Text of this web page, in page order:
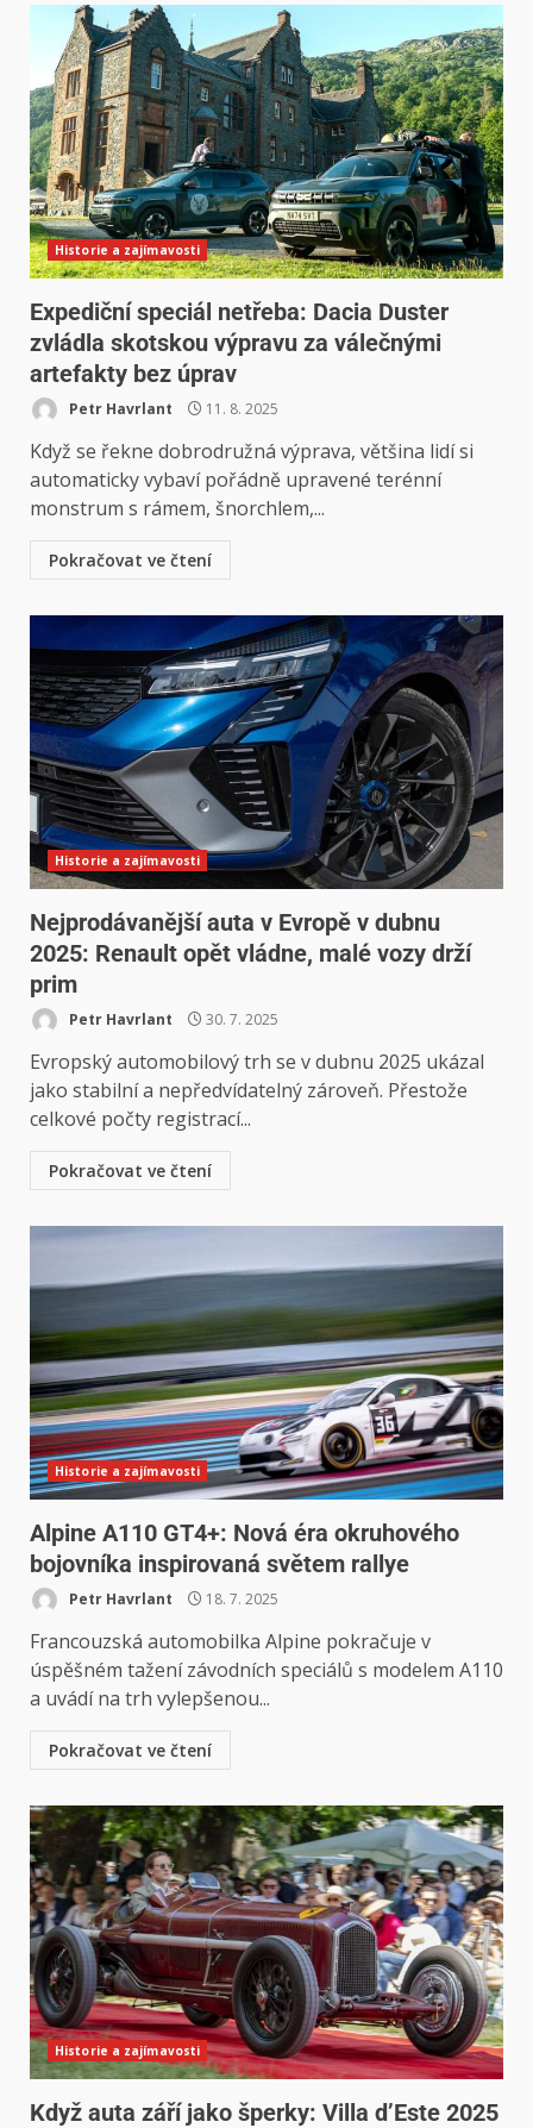
Historie a zajímavosti
Expediční speciál netřeba: Dacia Duster
zvládla skotskou výpravu za válečnými
artefakty bez úprav
Petr Havrlant 11. 8. 2025
Když se řekne dobrodružná výprava, většina lidí si
automaticky vybaví pořádně upravené terénní
monstrum s rámem, šnorchlem,...
Pokračovat ve čtení
Historie a zajímavosti
Nejprodávanější auta v Evropě v dubnu
2025: Renault opět vládne, malé vozy drží
prim
Petr Havrlant 30. 7. 2025
Evropský automobilový trh se v dubnu 2025 ukázal
jako stabilní a nepředvídatelný zároveň. Přestože
celkové počty registrací...
Pokračovat ve čtení
Historie a zajímavosti
Alpine A110 GT4+: Nová éra okruhového
bojovníka inspirovaná světem rallye
Petr Havrlant 18. 7. 2025
Francouzská automobilka Alpine pokračuje v
úspěšném tažení závodních speciálů s modelem A110
a uvádí na trh vylepšenou...
Pokračovat ve čtení
Historie a zajímavosti
Když auta září jako šperky: Villa d’Este 2025